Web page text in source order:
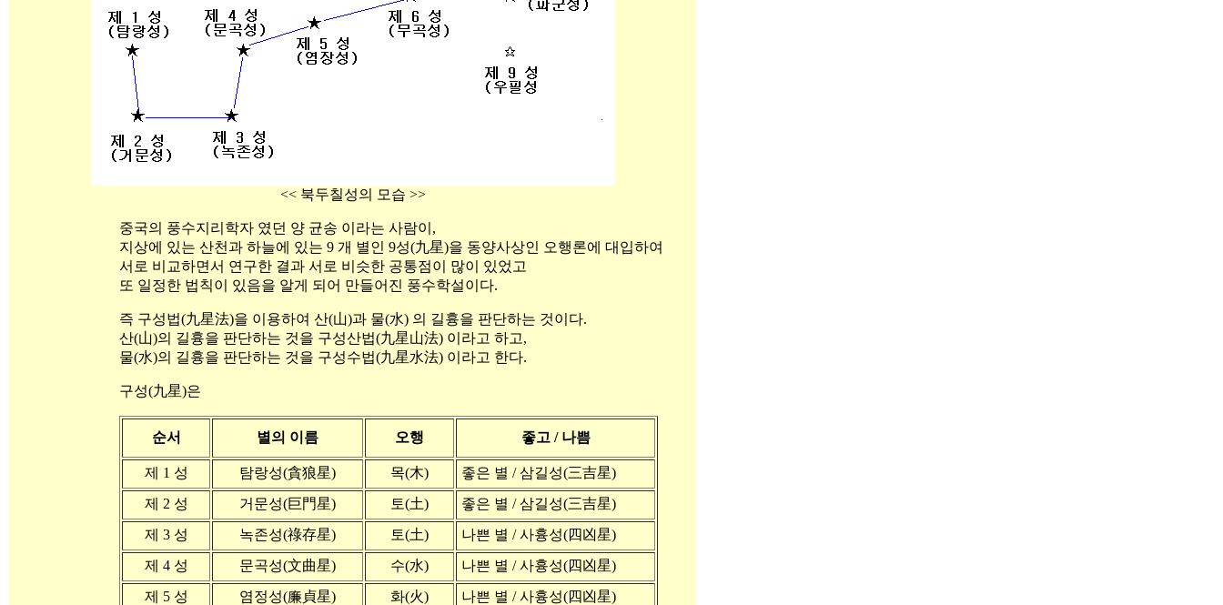
<< 북두칠성의 모습 >>
중국의 풍수지리학자 였던 양 균송 이라는 사람이,
지상에 있는 산천과 하늘에 있는 9 개 별인 9성(九星)을 동양사상인 오행론에 대입하여
서로 비교하면서 연구한 결과 서로 비슷한 공통점이 많이 있었고
또 일정한 법칙이 있음을 알게 되어 만들어진 풍수학설이다.
즉 구성법(九星法)을 이용하여 산(山)과 물(水) 의 길흉을 판단하는 것이다.
산(山)의 길흉을 판단하는 것을 구성산법(九星山法) 이라고 하고,
물(水)의 길흉을 판단하는 것을 구성수법(九星水法) 이라고 한다.
구성(九星)은
순서 별의 이름 오행 좋고 / 나쁨
제 1 성 탐랑성(貪狼星) 목(木)
좋은 별 / 삼길성(三吉星)
제 2 성
거문성(巨門星) 토(土)
좋은 별 / 삼길성(三吉星)
제 3 성
녹존성(祿存星) 토(土)
나쁜 별 / 사흉성(四凶星)
제 4 성
문곡성(文曲星) 수(水)
나쁜 별 / 사흉성(四凶星)
제 5 성
염정성(廉貞星) 화(火)
나쁜 별 / 사흉성(四凶星)